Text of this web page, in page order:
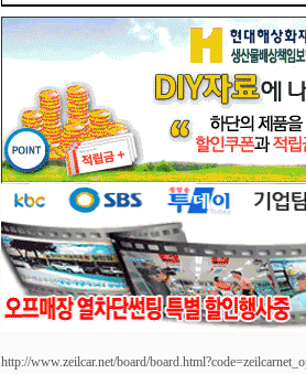
http://www.zeilcar.net/board/